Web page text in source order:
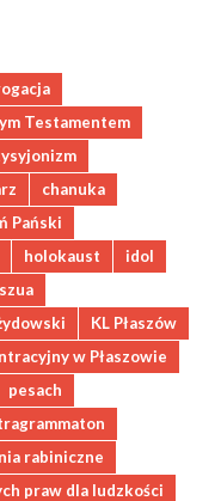
Testamentem
chanuka
Pański
holokaust
idol
KL Płaszów
w Płaszowie
pesach
rabiniczne
praw dla ludzkości